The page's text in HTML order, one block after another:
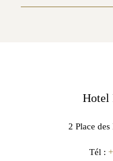
Hotel
2 Place
Tél :